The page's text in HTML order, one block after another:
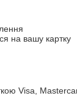
на вашу картку
Visa,